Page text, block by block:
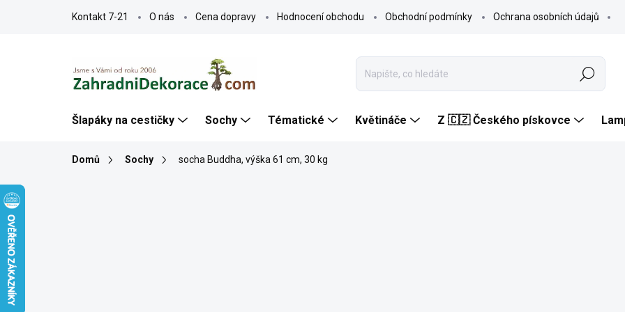
Kontakt 7-21 O nás Cena dopravy Hodnocení obchodu Obchodní podmínky Ochrana osobních údajů
Hledat
Šlapáky na cestičky Sochy Tématické Květináče Z 🇨🇿 Českého pískovce
Domů Sochy socha Buddha, výška 61 cm, 30 kg